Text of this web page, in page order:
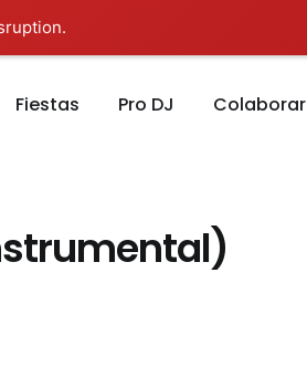
Fiestas Pro DJ Colaborar